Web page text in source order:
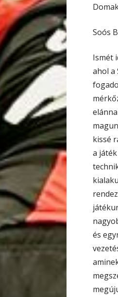
Soós
Ismét
ahol a
kissé
a
és